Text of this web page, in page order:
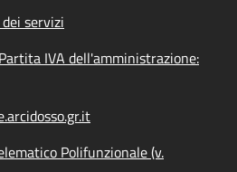
servizi
IVA dell'amministrazione:
Polifunzionale (v.